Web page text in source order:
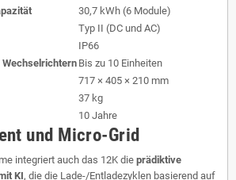
30,7 kWh (6 Module)
Typ II (DC und AC)
IP66
Bis zu 10 Einheiten
717 × 405 × 210 mm
37 kg
10 Jahre
und Micro-Grid
integriert auch das 12K die prädiktive
KI, die die Lade-/Entladezyklen basierend auf